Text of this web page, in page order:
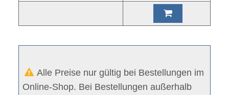
Alle Preise nur gültig bei Bestellungen im
Online-Shop. Bei Bestellungen außerhalb